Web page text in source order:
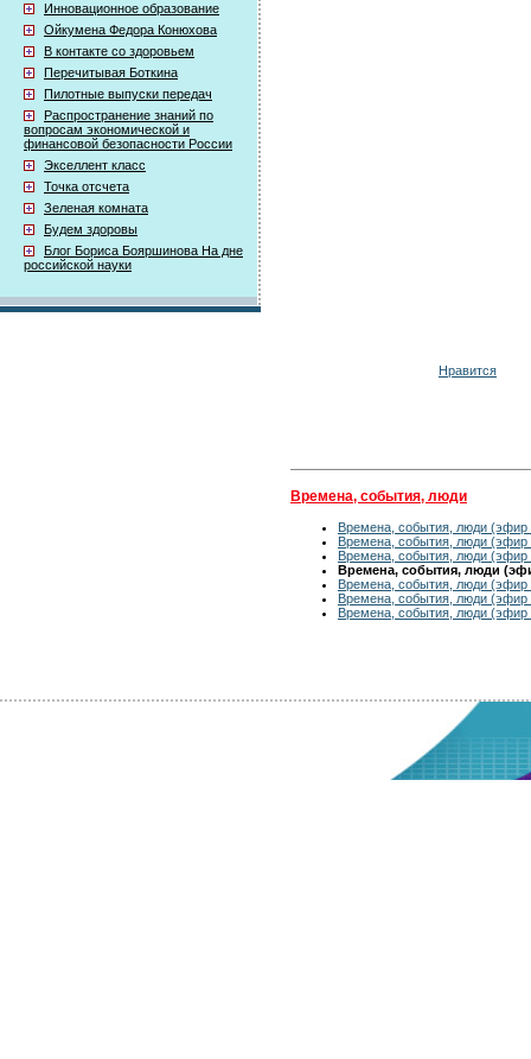
Инновационное образование
Ойкумена Федора Конюхова
В контакте со здоровьем
Перечитывая Боткина
Пилотные выпуски передач
Распространение знаний по
вопросам экономической и
финансовой безопасности России
Экселлент класс
Точка отсчета
Зеленая комната
Будем здоровы
Блог Бориса Бояршинова На дне
российской науки
Нравится
Времена, события, люди
Времена, события, люди (эфир
Времена, события, люди (эфир
Времена, события, люди (эфир
Времена, события, люди
Времена, события, люди (эфир
Времена, события, люди (эфир
Времена, события, люди (эфир